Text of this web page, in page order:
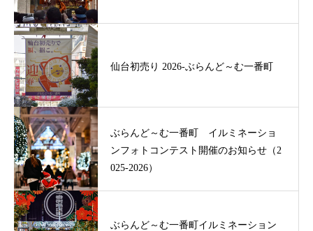
仙台初売り 2026-ぶらんど～む一番町
ぶらんど～む一番町 イルミネーショ
ンフォトコンテスト開催のお知らせ（2
025-2026）
ぶらんど～む一番町イルミネーション